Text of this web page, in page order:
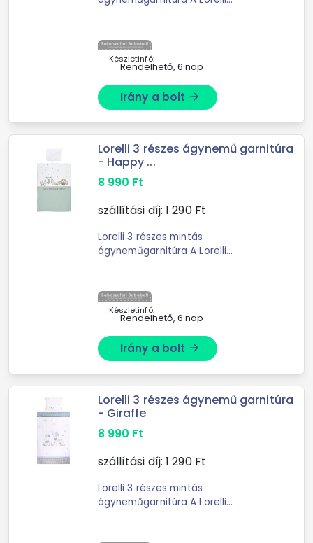
mintás ágyneműgarnitúra A L
Készletinfó:
Rendelhető, 6 nap
Irány a bolt arrow_forward
Lorelli 3 részes ágynemű garnitúra
- Happy ...
8 990 Ft
szállítási díj: 1 290Ft
Lorelli 3 részes mintás
ágyneműgarnitúra A Lorelli
mintás ágyneműgarnitúra A L
Készletinfó:
Rendelhető, 6 nap
Irány a bolt arrow_forward
Lorelli 3 részes ágynemű garnitúra
- Giraffe
8 990 Ft
szállítási díj: 1 290Ft
Lorelli 3 részes mintás
ágyneműgarnitúra A Lorelli